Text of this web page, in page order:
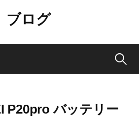
ブログ
検
P20pro バッテリー